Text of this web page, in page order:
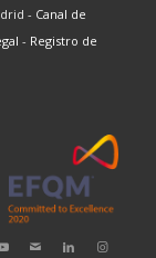
- Canal de
- Registro de